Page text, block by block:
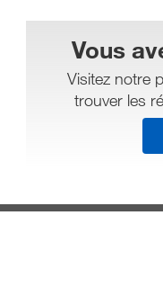
Vous
Visitez notre
trouver les